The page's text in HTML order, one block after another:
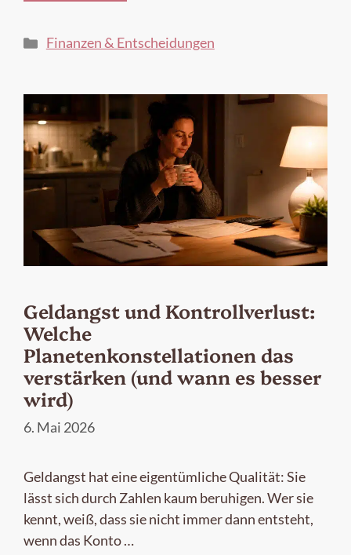
Kategorien
Finanzen & Entscheidungen
Geldangst und Kontrollverlust:
Welche
Planetenkonstellationen das
verstärken (und wann es besser
wird)
6. Mai 2026
Geldangst hat eine eigentümliche Qualität: Sie
lässt sich durch Zahlen kaum beruhigen. Wer sie
kennt, weiß, dass sie nicht immer dann entsteht,
wenn das Konto …